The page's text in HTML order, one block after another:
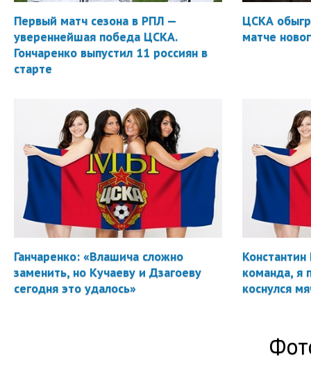
Первый матч сезона в РПЛ —
увереннейшая победа ЦСКА.
Гончаренко выпустил 11 россиян в
старте
ЦСКА
матче
Ганчаренко: «Влашича сложно
заменить, но Кучаеву и Дзагоеву
сегодня это удалось»
Константин
команда, я
коснулся